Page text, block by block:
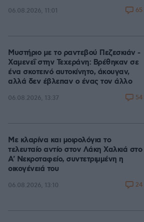
06.08.2026, 11:01 65
Μυστήριο με το ραντεβού Πεζεσκιάν -
Χαμενεΐ στην Τεχεράνη: Βρέθηκαν σε
ένα σκοτεινό αυτοκίνητο, άκουγαν,
αλλά δεν έβλεπαν ο ένας τον άλλο
06.08.2026, 13:37 54
Με κλαρίνα και μοιρολόγια το
τελευταίο αντίο στον Λάκη Χαλκιά στο
A' Νεκροταφείο, συντετριμμένη η
οικογένειά του
06.08.2026, 13:10 24